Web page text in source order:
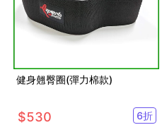
健身翹臀圈(彈力棉款)
$530 6折